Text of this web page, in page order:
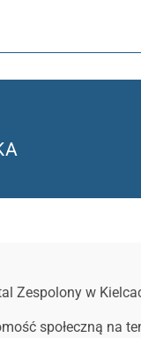
Zespolony w
społeczną na